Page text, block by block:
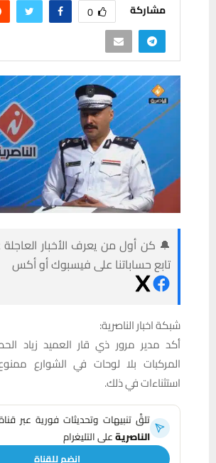
مشاركة 0
🔔 كن أول من يعرف الأخبار العاجلة
تابع حساباتنا على فيسبوك أو أكس
شبكة اخبار الناصرية:
أكد مدير مرور ذي قار العميد زياد
المركبات بلا لوحات في الشوارع
استثناءات في ذلك.
تلقَّ تنبيهات وتحديثات فورية عبر
الناصريةعلى التليغرام
انضم للقناة